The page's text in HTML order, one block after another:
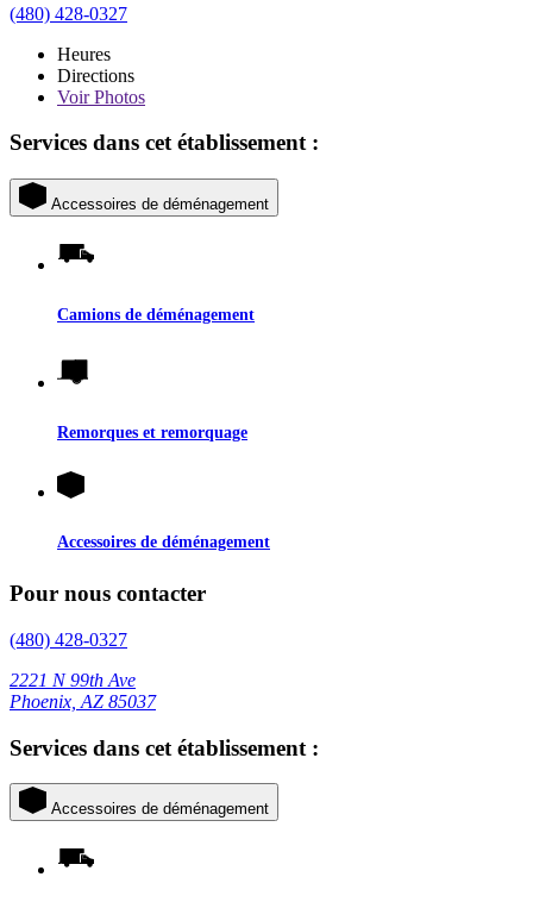
(480) 428-0327
Heures
Directions
VoirPhotos
Services dans cet établissement :
Accessoires de déménagement
Camions de déménagement
Remorques et remorquage
Accessoires de déménagement
Pour nous contacter
(480) 428-0327
2221 N 99th Ave
Phoenix, AZ 85037
Services dans cet établissement :
Accessoires de déménagement